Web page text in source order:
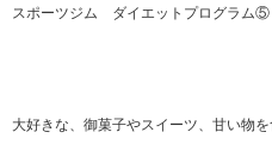
スポーツジム ダイエットプログラム⑤
大好きな、御菓子やスイーツ、甘い物を